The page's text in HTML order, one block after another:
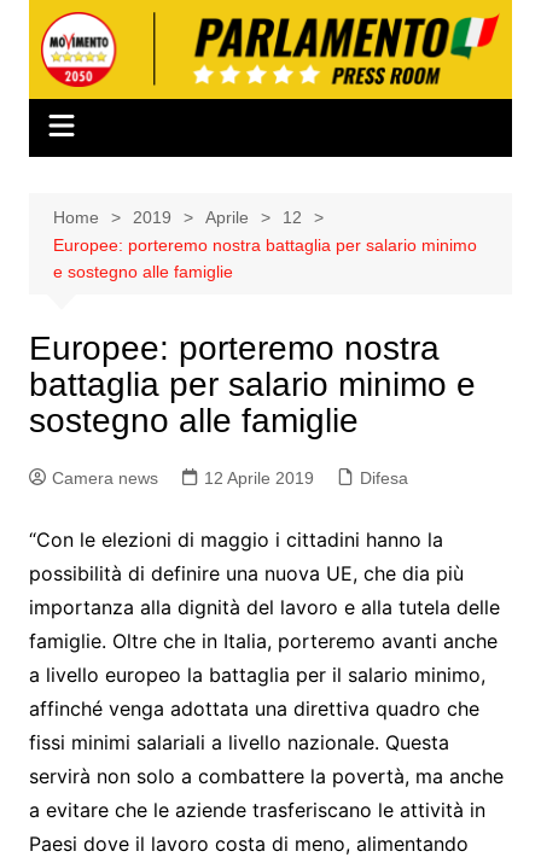
contenuto
Home 2019 Aprile
12
Europee: porteremo nostra battaglia per salario minimo
e sostegno alle famiglie
Europee: porteremo nostra
battaglia per salario minimo e
sostegno alle famiglie
Camera news 12 Aprile 2019 Difesa
“Con le elezioni di maggio i cittadini hanno la
possibilità di definire una nuova UE, che dia più
importanza alla dignità del lavoro e alla tutela delle
famiglie. Oltre che in Italia, porteremo avanti anche
a livello europeo la battaglia per il salario minimo,
affinché venga adottata una direttiva quadro che
fissi minimi salariali a livello nazionale. Questa
servirà non solo a combattere la povertà, ma anche
a evitare che le aziende trasferiscano le attività in
Paesi dove il lavoro costa di meno, alimentando